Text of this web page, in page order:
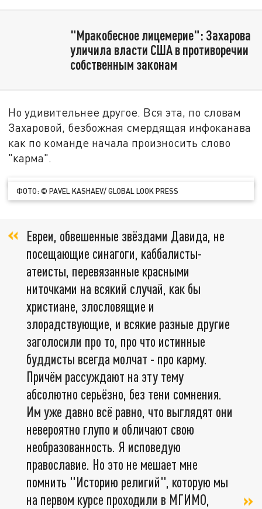
"Мракобесное лицемерие": Захарова
уличила власти США в противоречии
собственным законам
Но удивительнее другое. Вся эта, по словам
Захаровой, безбожная смердящая инфоканава
как по команде начала произносить слово
"карма".
ФОТО: © PAVEL KASHAEV/ GLOBAL LOOK PRESS
Евреи, обвешенные звёздами Давида, не
посещающие синагоги, каббалисты-
атеисты, перевязанные красными
ниточками на всякий случай, как бы
христиане, злословящие и
злорадствующие, и всякие разные другие
заголосили про то, про что истинные
буддисты всегда молчат - про карму.
Причём рассуждают на эту тему
абсолютно серьёзно, без тени сомнения.
Им уже давно всё равно, что выглядят они
невероятно глупо и обличают свою
необразованность. Я исповедую
православие. Но это не мешает мне
помнить "Историю религий", которую мы
на первом курсе проходили в МГИМО,